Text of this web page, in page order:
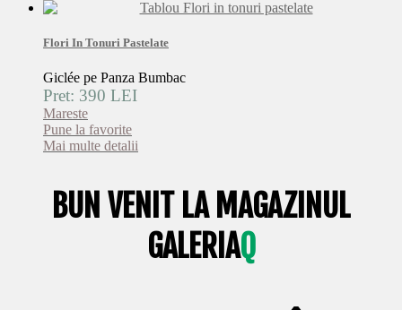
Flori In Tonuri Pastelate
Giclée pe Panza Bumbac
Pret: 390 LEI
Mareste
Pune la favorite
Mai multe detalii
BUN VENIT LA MAGAZINUL
GALERIAQ